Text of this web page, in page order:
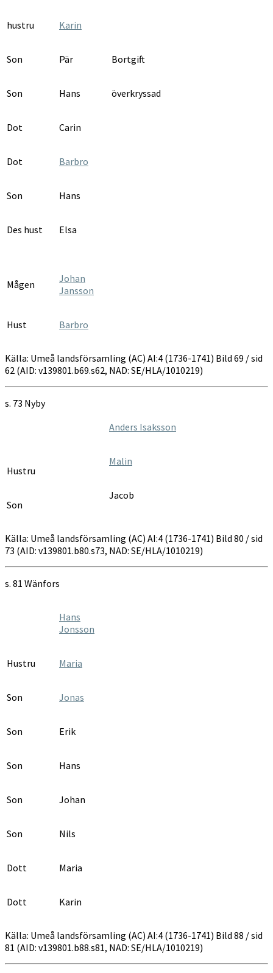
hustru Karin
Son Pär Bortgift
Son Hans överkryssad
Dot Carin
Dot Barbro
Son Hans
Des hust Elsa
Mågen
Johan
Jansson
Hust Barbro
Källa: Umeå landsförsamling (AC) AI:4 (1736-1741) Bild 69 / sid
62 (AID: v139801.b69.s62, NAD: SE/HLA/1010219)
s. 73 Nyby
Anders Isaksson
Hustru
Malin
Son
Jacob
Källa: Umeå landsförsamling (AC) AI:4 (1736-1741) Bild 80 / sid
73 (AID: v139801.b80.s73, NAD: SE/HLA/1010219)
s. 81 Wänfors
Hans
Jonsson
Hustru Maria
Son Jonas
Son Erik
Son Hans
Son Johan
Son Nils
Dott Maria
Dott Karin
Källa: Umeå landsförsamling (AC) AI:4 (1736-1741) Bild 88 / sid
81 (AID: v139801.b88.s81, NAD: SE/HLA/1010219)